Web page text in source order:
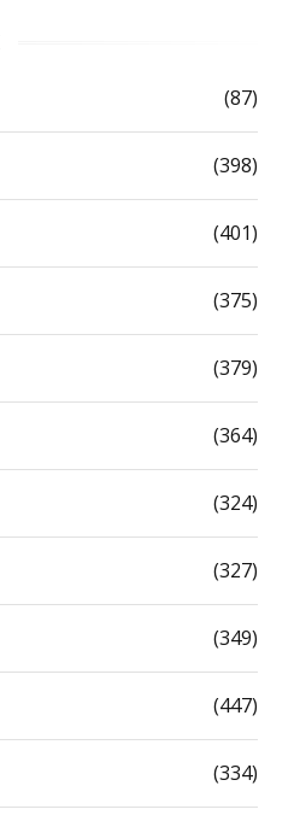
(87)
(398)
(401)
(375)
(379)
(364)
(324)
(327)
(349)
(447)
(334)